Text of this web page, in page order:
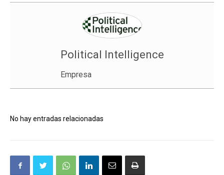
Political Intelligence
Empresa
No hay entradas relacionadas